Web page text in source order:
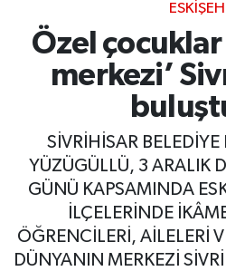
Özel çocuklar
merkezi’
SİVRİHİSAR
YÜZÜGÜLLÜ, 3 ARALIK
GÜNÜ KAPSAMINDA
İLÇELERİNDE
ÖĞRENCİLERİ, AİLELERİ
DÜNYANIN MERKEZİ